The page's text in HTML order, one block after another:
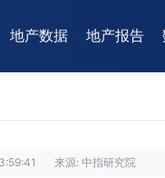
地产数据 地产报告
来源: 中指研究院